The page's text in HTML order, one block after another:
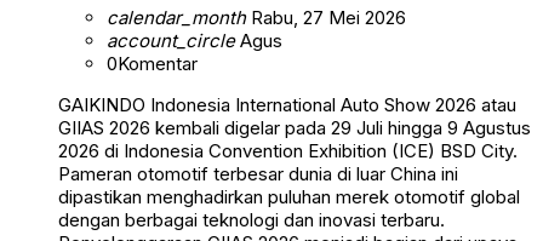
calendar_monthRabu, 27 Mei 2026
account_circleAgus
0Komentar
GAIKINDO Indonesia International Auto Show 2026 atau
GIIAS 2026 kembali digelar pada 29 Juli hingga 9 Agustus
2026 di Indonesia Convention Exhibition (ICE) BSD City.
Pameran otomotif terbesar dunia di luar China ini
dipastikan menghadirkan puluhan merek otomotif global
dengan berbagai teknologi dan inovasi terbaru.